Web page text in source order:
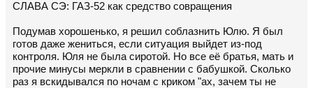
СЛАВА СЭ: ГАЗ-52 как средство совращения
Подумав хорошенько, я решил соблазнить Юлю. Я был
готов даже жениться, если ситуация выйдет из-под
контроля. Юля не была сиротой. Но все её братья, мать и
прочие минусы меркли в сравнении с бабушкой. Сколько
раз я вскидывался по ночам с криком "ах, зачем ты не